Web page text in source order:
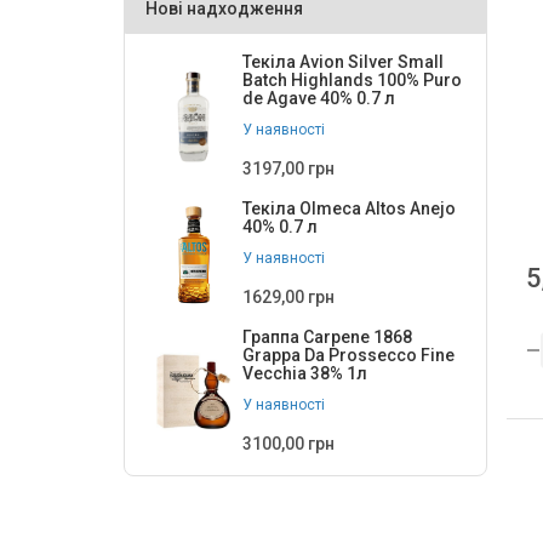
30
36
4
520
55
6
Нові надходження
Текіла Avion Silver Small
Batch Highlands 100% Puro
de Agave 40% 0.7 л
У наявності
3197,00 грн
Текіла Olmeca Altos Anejo
40% 0.7 л
У наявності
1629,00 грн
Граппа Carpene 1868
Grappa Da Prossecco Fine
Vecchia 38% 1л
У наявності
3100,00 грн